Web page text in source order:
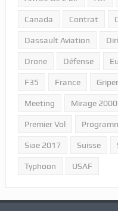
Canada Contrat
Dassault Aviation
Drone Défense
F35 France
Meeting Mirage 2000
Premier Vol
Siae 2017 Suisse
Typhoon USAF